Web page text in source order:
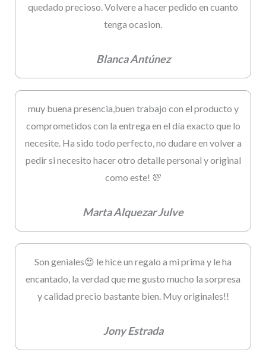
quedado precioso. Volvere a hacer pedido en cuanto
tenga ocasion.
Blanca Antúnez
muy buena presencia,buen trabajo con el producto y
comprometidos con la entrega en el día exacto que lo
necesite. Ha sido todo perfecto, no dudare en volver a
pedir si necesito hacer otro detalle personal y original
como este! 💯
Marta Alquezar Julve
Son geniales😍 le hice un regalo a mi prima y le ha
encantado, la verdad que me gusto mucho la sorpresa
y calidad precio bastante bien. Muy originales!!
Jony Estrada